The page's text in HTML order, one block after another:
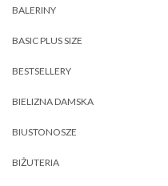
BALERINY
BASIC PLUS SIZE
BESTSELLERY
BIELIZNA DAMSKA
BIUSTONOSZE
BIŻUTERIA